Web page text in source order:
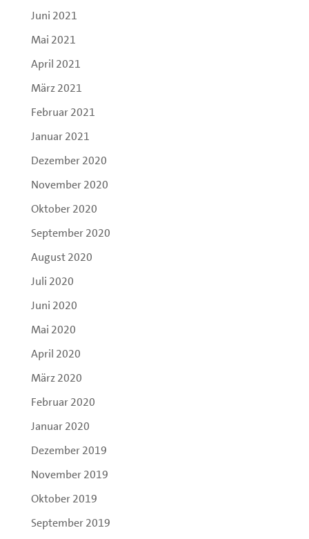
Juni 2021
Mai 2021
April 2021
März 2021
Februar 2021
Januar 2021
Dezember 2020
November 2020
Oktober 2020
September 2020
August 2020
Juli 2020
Juni 2020
Mai 2020
April 2020
März 2020
Februar 2020
Januar 2020
Dezember 2019
November 2019
Oktober 2019
September 2019